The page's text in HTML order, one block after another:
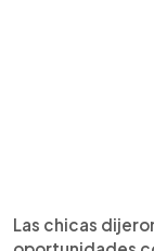
Las chicas